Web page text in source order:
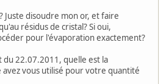
Juste disoudre mon or, et faire
résidus de cristal? Si oui,
pour l'évaporation exactement?
22.07.2011, quelle est la
vous utilisé pour votre quantité